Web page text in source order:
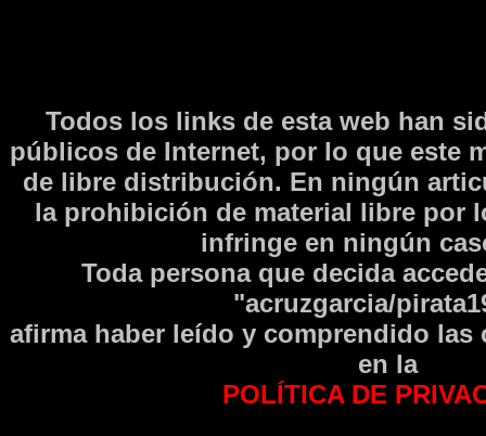
Todos los links de esta web han
públicos de Internet, por lo que este
de libre distribución. En ningún
la prohibición de material libre por
infringe en ningún
Toda persona que decida
"acruzgarcia/
afirma haber leí­do y comprendido las
en la
POLÍTICA DE